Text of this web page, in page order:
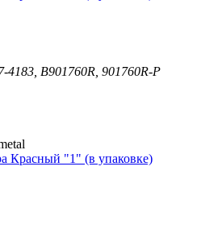
4183, B901760R, 901760R-P
Красный "1" (в упаковке)